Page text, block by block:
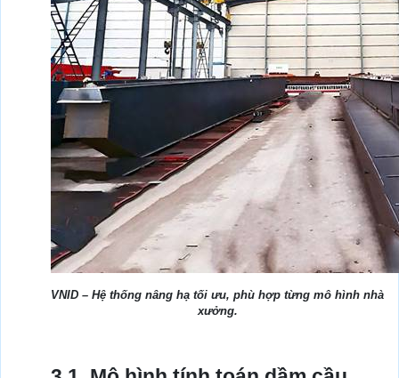
VNID – Hệ thống nâng hạ tối ưu, phù hợp từng mô hình nhà
xưởng.